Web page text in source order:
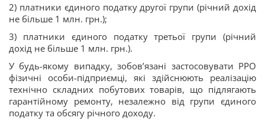
2) платники єдиного податку другої групи (річний дохід
не більше 1 млн. грн.);
3) платники єдиного податку третьої групи (річний
дохід не більше 1 млн. грн.).
У будь-якому випадку, зобов’язані застосовувати РРО
фізичні особи-підприємці, які здійснюють реалізацію
технічно складних побутових товарів, що підлягають
гарантійному ремонту, незалежно від групи єдиного
податку та обсягу річного доходу.